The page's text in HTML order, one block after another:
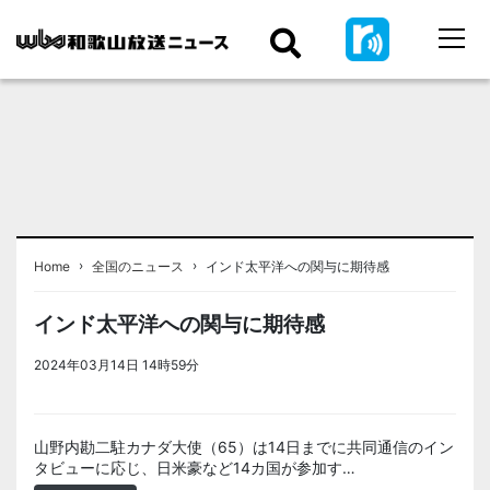
Home › 全国のニュース › インド太平洋への関与に期待感
インド太平洋への関与に期待感
2024年03月14日 14時59分
山野内勘二駐カナダ大使（65）は14日までに共同通信のイン
タビューに応じ、日米豪など14カ国が参加す…